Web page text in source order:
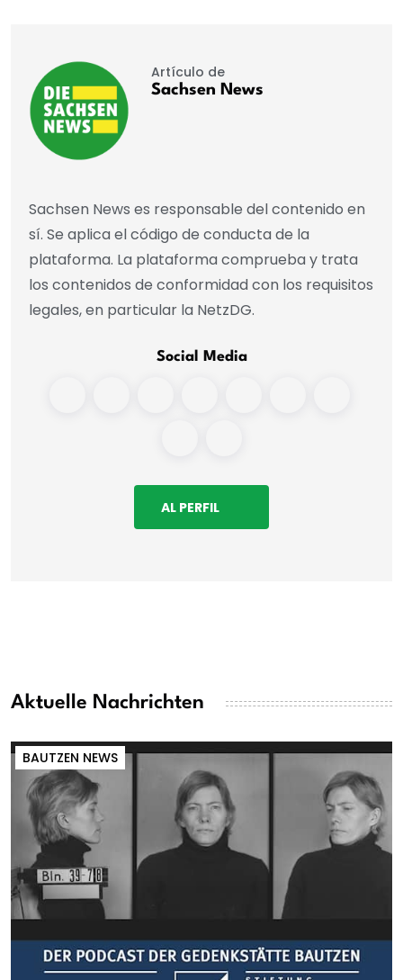
Artículo de
Sachsen News
Sachsen News es responsable del contenido en
sí. Se aplica el código de conducta de la
plataforma. La plataforma comprueba y trata
los contenidos de conformidad con los requisitos
legales, en particular la NetzDG.
Social Media
AL PERFIL
Aktuelle Nachrichten
BAUTZEN NEWS